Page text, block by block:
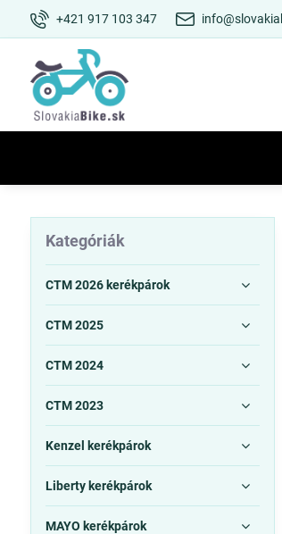
+421 917 103 347
Kategóriák
CTM 2026 kerékpárok
CTM 2025
CTM 2024
CTM 2023
Kenzel kerékpárok
Liberty kerékpárok
MAYO kerékpárok